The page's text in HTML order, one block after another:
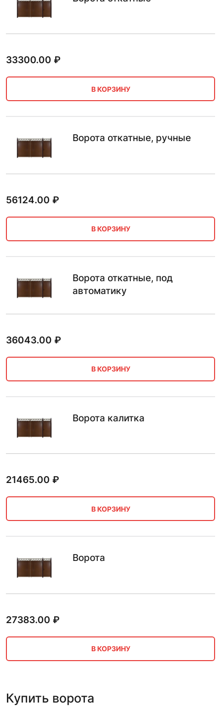
33300.00 ₽
В КОРЗИНУ
Ворота откатные, ручные
56124.00 ₽
В КОРЗИНУ
Ворота откатные, под
автоматику
36043.00 ₽
В КОРЗИНУ
Ворота калитка
21465.00 ₽
В КОРЗИНУ
Ворота
27383.00 ₽
В КОРЗИНУ
Купить ворота